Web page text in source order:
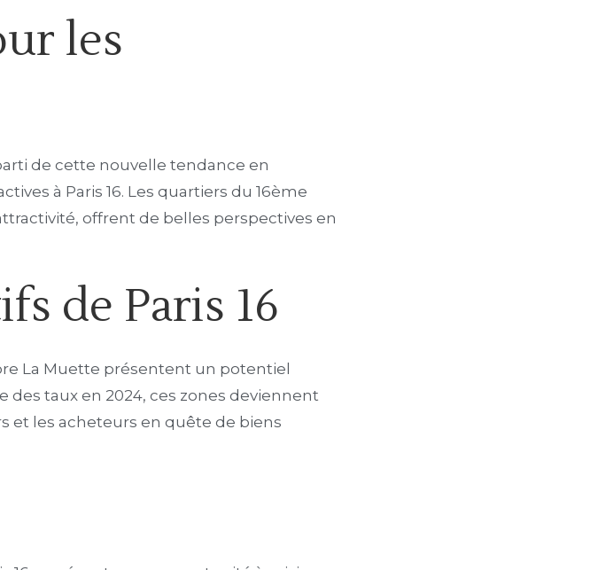
les
de cette nouvelle tendance en
à Paris 16. Les quartiers du 16ème
offrent de belles perspectives en
de Paris 16
La Muette présentent un potentiel
des taux en 2024, ces zones deviennent
et les acheteurs en quête de biens